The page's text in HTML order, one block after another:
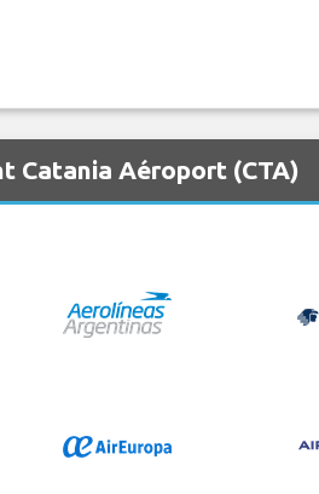
Catania Aéroport (CTA)